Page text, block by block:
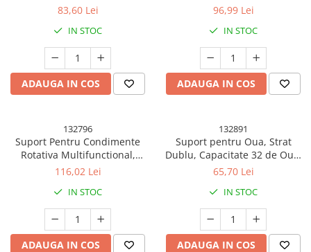
Compartimente, pentru
cu Manere de Prindere,
Rotativa 360 de Grade,
Inchidere Ermetica, 32x8 cm,
Alba
83,60 Lei
IN STOC
ADAUGA IN COS
Compartimente, pentru
cu Manere de Prindere,
Rotativa 360 de Grade,
Inchidere Ermetica, 32x10 cm,
Alba
96,99 Lei
IN STOC
ADAUGA IN COS
132796
Suport Pentru Condimente
Rotativa Multifunctional,
Pivotant 360°, Portabila Usor
ABS/Sticla, Negru
116,02 Lei
IN STOC
ADAUGA IN COS
132891
Suport pentru Oua, Strat
Dublu, Capacitate 32 de Oua,
23.5x21.5 cm, din Plastic, Gri
65,70 Lei
IN STOC
ADAUGA IN COS